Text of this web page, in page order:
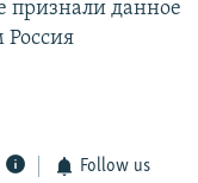
данное
Россия
Follow us